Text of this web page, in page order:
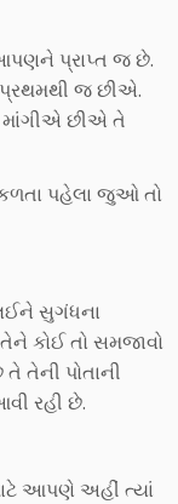
પ્રાપ્ત જ છે.
જ છીએ.
છીએ તે
પહેલા જુઓ તો
સુગંધના
કોઈ તો સમજાવો
તેની પોતાની
રહી છે.
આપણે અહીં ત્યાં